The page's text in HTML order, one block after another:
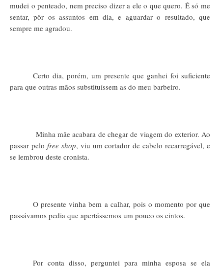
mudei o penteado, nem preciso dizer a ele o que quero. É só me
sentar, pôr os assuntos em dia, e aguardar o resultado, que
sempre me agradou.
Certo dia, porém, um presente que ganhei foi suficiente
para que outras mãos substituíssem as do meu barbeiro.
Minha mãe acabara de chegar de viagem do exterior. Ao
passar pelo free shop, viu um cortador de cabelo recarregável, e
se lembrou deste cronista.
O presente vinha bem a calhar, pois o momento por que
passávamos pedia que apertássemos um pouco os cintos.
Por conta disso, perguntei para minha esposa se ela